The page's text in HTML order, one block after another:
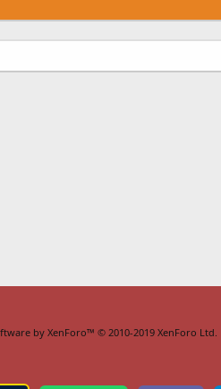
by XenForo™ © 2010-2019 XenForo Ltd.